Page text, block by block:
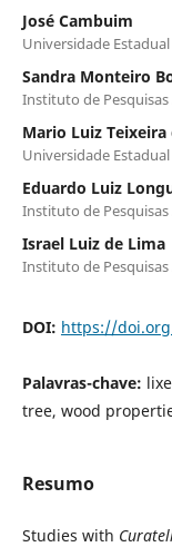
José Cambuim
Universidade
Sandra Monteiro
Instituto de
Mario Luiz Teixeira
Universidade
Eduardo Luiz
Instituto de
Israel Luiz de Lima
Instituto de
DOI: https://
Palavras-chave:
tree, wood
Resumo
Studies with